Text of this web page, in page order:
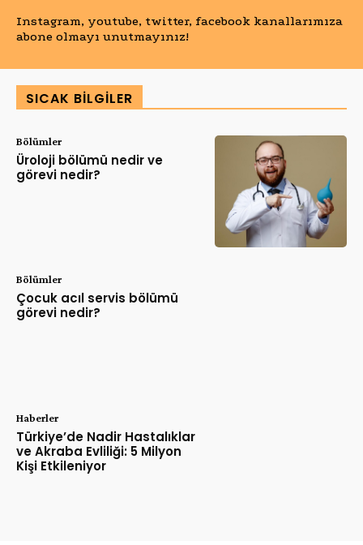
Instagram, youtube, twitter, facebook kanallarımıza
abone olmayı unutmayınız!
SICAK BILGILER
Bölümler
Üroloji bölümü nedir ve
görevi nedir?
Bölümler
Çocuk acıl servis bölümü
görevi nedir?
Haberler
Türkiye’de Nadir Hastalıklar
ve Akraba Evliliği: 5 Milyon
Kişi Etkileniyor